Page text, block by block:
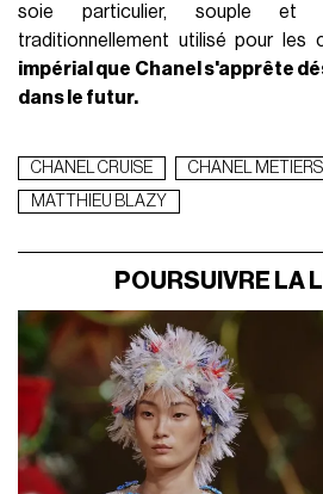
soie particulier, souple et
traditionnellement utilisé pour les
impérial que Chanel s'apprête
dans le futur.
CHANEL CRUISE
CHANEL METIERS
MATTHIEU BLAZY
POURSUIVRE LA